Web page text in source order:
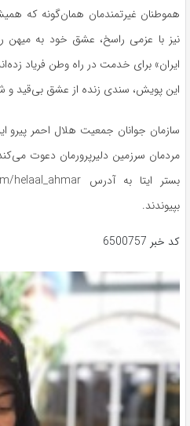
هموطنان غیرتمندمان همان‌گونه که
نیز با عزمی راسخ، عشق خود به میهن
ایران» برای خدمت در راه وطن فریاد
این پویش، سندی زنده از عشق بی‌قید و
سازمان جوانان جمعیت هلال احمر
مردمان سرزمین دلیرپرورمان دعوت می‌کند
بستر ایتا
بپیوندند.
کد خبر 6500757